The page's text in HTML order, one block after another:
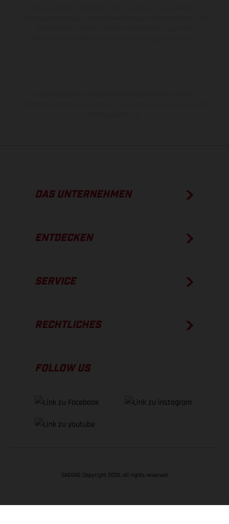
DAS UNTERNEHMEN
ENTDECKEN
SERVICE
RECHTLICHES
FOLLOW US
GASGAS Copyright 2026, all rights reserved